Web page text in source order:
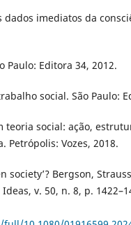
dados imediatos da
Paulo: Editora 34, 2012.
social. São Paulo:
teoria social: ação,
Petrópolis: Vozes, 2018.
society’? Bergson,
v. 50, n. 8, p.